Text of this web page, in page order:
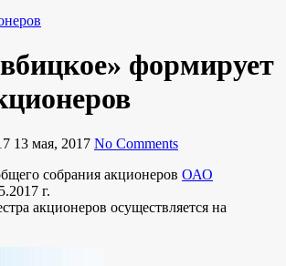
формирует
13 мая, 2017 No Comments
собрания акционеров ОАО
г.
акционеров осуществляется на